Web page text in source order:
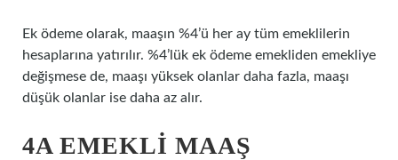
Ek ödeme olarak, maaşın %4’ü her ay tüm emeklilerin
hesaplarına yatırılır. %4’lük ek ödeme emekliden emekliye
değişmese de, maaşı yüksek olanlar daha fazla, maaşı
düşük olanlar ise daha az alır.
4A EMEKLI MAAŞ